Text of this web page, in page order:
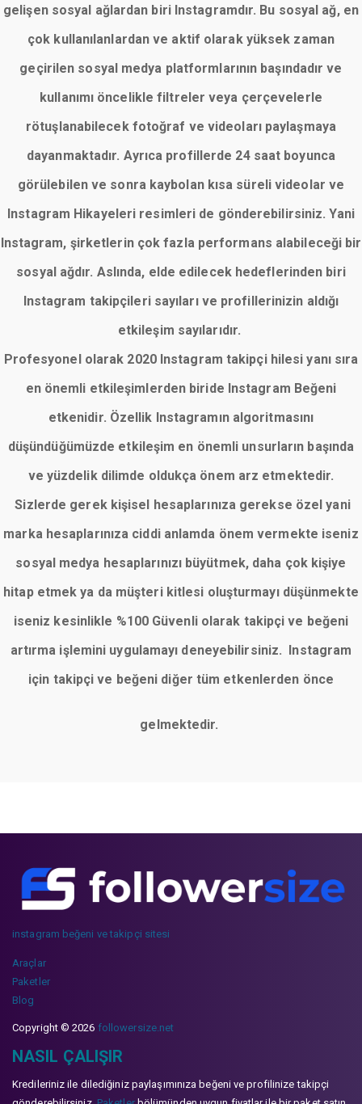
gelişen sosyal ağlardan biri Instagramdır. Bu sosyal ağ, en
çok kullanılanlardan ve aktif olarak yüksek zaman
geçirilen sosyal medya platformlarının başındadır ve
kullanımı öncelikle filtreler veya çerçevelerle
rötuşlanabilecek fotoğraf ve videoları paylaşmaya
dayanmaktadır. Ayrıca profillerde 24 saat boyunca
görülebilen ve sonra kaybolan kısa süreli videolar ve
Instagram Hikayeleri resimleri de gönderebilirsiniz. Yani
Instagram, şirketlerin çok fazla performans alabileceği bir
sosyal ağdır. Aslında, elde edilecek hedeflerinden biri
Instagram takipçileri sayıları ve profillerinizin aldığı
etkileşim sayılarıdır.
Profesyonel olarak 2020 Instagram takipçi hilesi yanı sıra
en önemli etkileşimlerden biride Instagram Beğeni
etkenidir. Özellik Instagramın algoritmasını
düşündüğümüzde etkileşim en önemli unsurların başında
ve yüzdelik dilimde oldukça önem arz etmektedir.
Sizlerde gerek kişisel hesaplarınıza gerekse özel yani
marka hesaplarınıza ciddi anlamda önem vermekte iseniz
sosyal medya hesaplarınızı büyütmek, daha çok kişiye
hitap etmek ya da müşteri kitlesi oluşturmayı düşünmekte
iseniz kesinlikle %100 Güvenli olarak takipçi ve beğeni
artırma işlemini uygulamayı deneyebilirsiniz. Instagram
için takipçi ve beğeni diğer tüm etkenlerden önce
gelmektedir.
instagram beğeni ve takipçi sitesi
Araçlar
Paketler
Blog
Copyright © 2026 followersize.net
NASIL ÇALIŞIR
Kredileriniz ile dilediğiniz paylaşımınıza beğeni ve profilinize takipçi